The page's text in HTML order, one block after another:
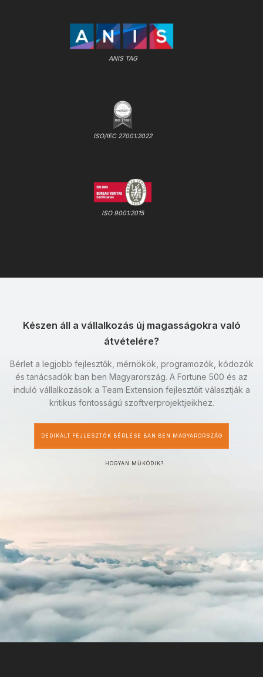
ANIS TAG
ISO/IEC 27001:2022
ISO 9001:2015
Készen áll a vállalkozás új magasságokra való
átvételére?
Bérlet a legjobb fejlesztők, mérnökök, programozók, kódozók
és tanácsadók ban ben Magyarország. A Fortune 500 és az
induló vállalkozások a Team Extension fejlesztőit választják a
kritikus fontosságú szoftverprojektjeikhez.
DEDIKÁLT FEJLESZTŐK BÉRLÉSE BAN BEN MAGYARORSZÁG
HOGYAN MŰKÖDIK?